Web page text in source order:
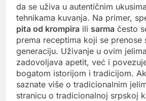
da se uživa u autentičnim
tehnikama kuvanja. Na primer,
pita od krompira ili sarma često
prema receptima koji se prenose
generaciju. Uživanje u ovim
zadovoljava apetit, već i
bogatom istorijom i tradicijom.
saznate više o tradicionalnim
stranicu o tradicionalnoj srpskoj